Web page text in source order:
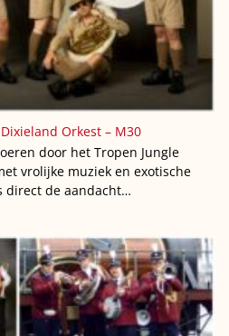
Orkest – M30
door het Tropen Jungle
vrolijke muziek en exotische
direct de aandacht…